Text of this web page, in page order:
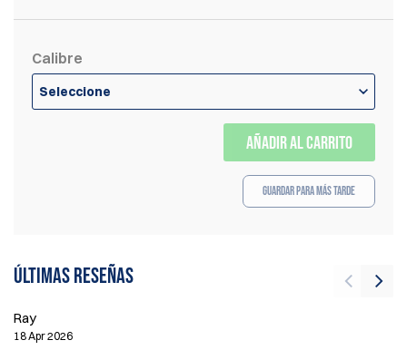
Calibre
Seleccione
AÑADIR AL CARRITO
Guardar para más tarde
Últimas reseñas
Ray
18 Apr 2026